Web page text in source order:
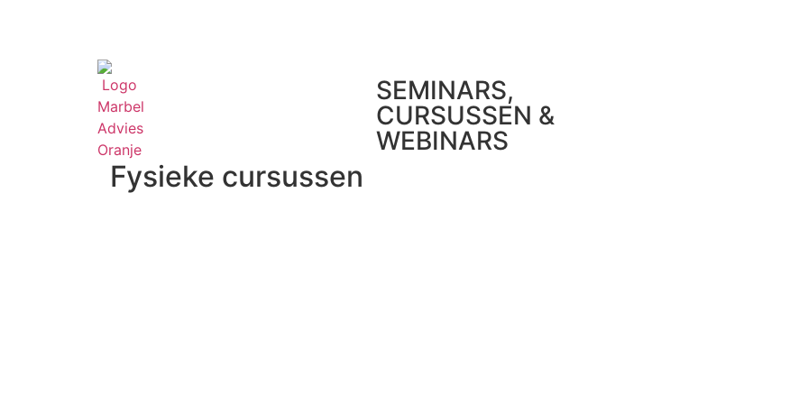
SEMINARS,
CURSUSSEN &
WEBINARS
Fysieke cursussen